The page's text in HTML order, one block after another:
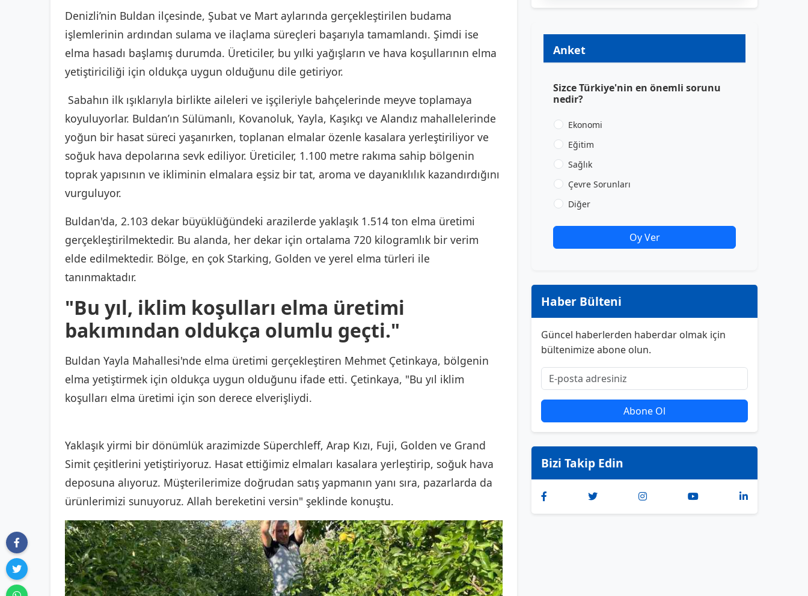
Denizli’nin Buldan ilçesinde, Şubat ve Mart aylarında gerçekleştirilen budama
işlemlerinin ardından sulama ve ilaçlama süreçleri başarıyla tamamlandı. Şimdi ise
elma hasadı başlamış durumda. Üreticiler, bu yılki yağışların ve hava koşullarının elma
yetiştiriciliği için oldukça uygun olduğunu dile getiriyor.
Sabahın ilk ışıklarıyla birlikte aileleri ve işçileriyle bahçelerinde meyve toplamaya
koyuluyorlar. Buldan’ın Sülümanlı, Kovanoluk, Yayla, Kaşıkçı ve Alandız mahallelerinde
yoğun bir hasat süreci yaşanırken, toplanan elmalar özenle kasalara yerleştiriliyor ve
soğuk hava depolarına sevk ediliyor. Üreticiler, 1.100 metre rakıma sahip bölgenin
toprak yapısının ve ikliminin elmalara eşsiz bir tat, aroma ve dayanıklılık kazandırdığını
vurguluyor.
Buldan'da, 2.103 dekar büyüklüğündeki arazilerde yaklaşık 1.514 ton elma üretimi
gerçekleştirilmektedir. Bu alanda, her dekar için ortalama 720 kilogramlık bir verim
elde edilmektedir. Bölge, en çok Starking, Golden ve yerel elma türleri ile
tanınmaktadır.
"Bu yıl, iklim koşulları elma üretimi
bakımından oldukça olumlu geçti."
Buldan Yayla Mahallesi'nde elma üretimi gerçekleştiren Mehmet Çetinkaya, bölgenin
elma yetiştirmek için oldukça uygun olduğunu ifade etti. Çetinkaya, "Bu yıl iklim
koşulları elma üretimi için son derece elverişliydi.
Yaklaşık yirmi bir dönümlük arazimizde Süperchleff, Arap Kızı, Fuji, Golden ve Grand
Simit çeşitlerini yetiştiriyoruz. Hasat ettiğimiz elmaları kasalara yerleştirip, soğuk hava
deposuna alıyoruz. Müşterilerimize doğrudan satış yapmanın yanı sıra, pazarlarda da
ürünlerimizi sunuyoruz. Allah bereketini versin" şeklinde konuştu.
Anket
Sizce Türkiye'nin en önemli sorunu
nedir?
Ekonomi
Eğitim
Sağlık
Çevre Sorunları
Diğer
Oy Ver
Haber Bülteni
Güncel haberlerden haberdar olmak için
bültenimize abone olun.
Abone Ol
Bizi Takip Edin